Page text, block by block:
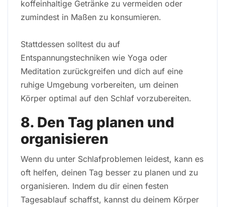
koffeinhaltige Getränke zu vermeiden oder
zumindest in Maßen zu konsumieren.
Stattdessen solltest du auf
Entspannungstechniken wie Yoga oder
Meditation zurückgreifen und dich auf eine
ruhige Umgebung vorbereiten, um deinen
Körper optimal auf den Schlaf vorzubereiten.
8. Den Tag planen und
organisieren
Wenn du unter Schlafproblemen leidest, kann es
oft helfen, deinen Tag besser zu planen und zu
organisieren. Indem du dir einen festen
Tagesablauf schaffst, kannst du deinem Körper